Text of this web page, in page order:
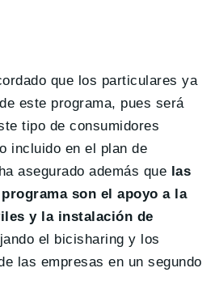
que los particulares ya
este programa, pues será
tipo de consumidores
incluido en el plan de
asegurado además que las
son el apoyo a la
y la instalación de
el bicisharing y los
las empresas en un segundo